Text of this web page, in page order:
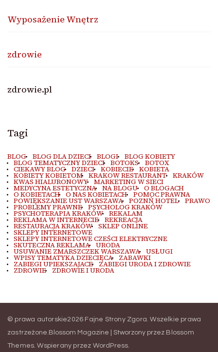
Wyposażenie Wnętrz
zdrowie
zdrowie.pl
Tagi
BLOG BLOG DLA DZIECI BLOGI BLOG KOBIETY
BLOG TEMATYCZNY DZIECI BOTOKS BOTOX
CIEKAWY BLOG DZIECI KOBIECIE KOBIETA
KOBIETY KOBIETOM KRAKOW RESTAURANT KRAKÓW
KWAS HIALURONOWY MARKETING W SIECI
MEDYCYNA ESTETYCZNA NA BLOGU O BLOGACH
O KOBIETACH O NAS KOBIETACH POMOC PRAWNA
POWIĘKSZANIE UST WARSZAWA POZNŃ HOTEL PRAWO
PROBLEMY PRAWNE PSYCHOLOG KRAKÓW
PSYCHOTERAPIA KRAKÓW REKALAM
REKLAMA W INTERNECIE REKREACJA
RESTAURACJA KRAKÓW SKLEP ONLINE
SKLEPY INTERNETOWE
SKLEPY INTERNETOWE CZEŚCI ELEKTRYCZNE
SKUTECZNA REKLAMA URODA
USUWANIE ZMARSZCZEK WARSZAWA USŁUGI
WPISY TEMATYKA DZIECIĘCA ZABAWKI
ZABIEGI UPIEKSZAJACE ZABIEGI URODA I ZDROWIE
ZDROWIE ZDROWIE I URODA
© prawa autorskie2026 Fajne Strony Zgora. Wszelkie prawa
zastrzeżone. Blossom Magazine | Stworzony przez Blossom
Themes. Wspierany przez WordPress.